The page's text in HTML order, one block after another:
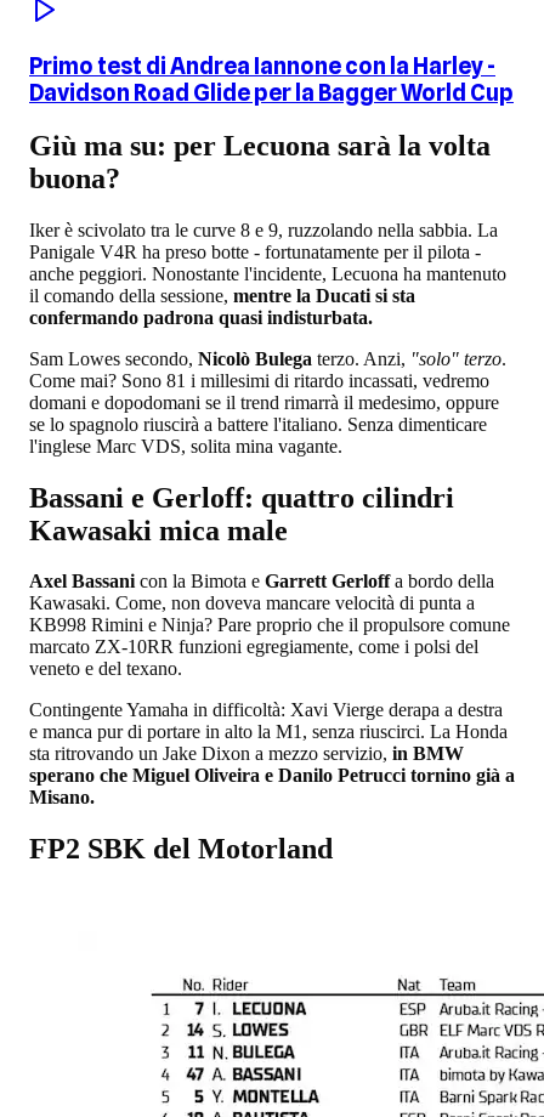
Primo test di Andrea Iannone con la Harley -
Davidson Road Glide per la Bagger World Cup
Giù ma su: per Lecuona sarà la volta
buona?
Iker è scivolato tra le curve 8 e 9, ruzzolando nella sabbia. La
Panigale V4R ha preso botte - fortunatamente per il pilota -
anche peggiori. Nonostante l'incidente, Lecuona ha mantenuto
il comando della sessione, mentre la Ducati si sta
confermando padrona quasi indisturbata.
Sam Lowes secondo, Nicolò Bulega terzo. Anzi, "solo" terzo.
Come mai? Sono 81 i millesimi di ritardo incassati, vedremo
domani e dopodomani se il trend rimarrà il medesimo, oppure
se lo spagnolo riuscirà a battere l'italiano. Senza dimenticare
l'inglese Marc VDS, solita mina vagante.
Bassani e Gerloff: quattro cilindri
Kawasaki mica male
Axel Bassanicon la Bimota e Garrett Gerloffa bordo della
Kawasaki. Come, non doveva mancare velocità di punta a
KB998 Rimini e Ninja? Pare proprio che il propulsore comune
marcato ZX-10RR funzioni egregiamente, come i polsi del
veneto e del texano.
Contingente Yamaha in difficoltà: Xavi Vierge derapa a destra
e manca pur di portare in alto la M1, senza riuscirci. La Honda
sta ritrovando un Jake Dixon a mezzo servizio, in BMW
sperano che Miguel Oliveira e Danilo Petrucci tornino già a
Misano.
FP2 SBK del Motorland